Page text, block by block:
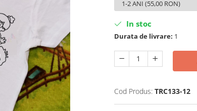
In stoc
Durata de livrare: 1
Cod Produs: TRC133-12